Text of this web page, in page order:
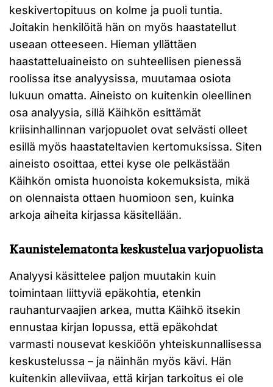
keskivertopituus on kolme ja puoli tuntia.
Joitakin henkilöitä hän on myös haastatellut
useaan otteeseen. Hieman yllättäen
haastatteluaineisto on suhteellisen pienessä
roolissa itse analyysissa, muutamaa osiota
lukuun omatta. Aineisto on kuitenkin oleellinen
osa analyysia, sillä Käihkön esittämät
kriisinhallinnan varjopuolet ovat selvästi olleet
esillä myös haastateltavien kertomuksissa. Siten
aineisto osoittaa, ettei kyse ole pelkästään
Käihkön omista huonoista kokemuksista, mikä
on olennaista ottaen huomioon sen, kuinka
arkoja aiheita kirjassa käsitellään.
Kaunistelematonta keskustelua varjopuolista
Analyysi käsittelee paljon muutakin kuin
toimintaan liittyviä epäkohtia, etenkin
rauhanturvaajien arkea, mutta Käihkö itsekin
ennustaa kirjan lopussa, että epäkohdat
varmasti nousevat keskiöön yhteiskunnallisessa
keskustelussa – ja näinhän myös kävi. Hän
kuitenkin alleviivaa, että kirjan tarkoitus ei ole